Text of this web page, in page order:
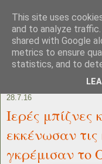
28.7.16
Ιερές μπίζνες
εκκένωσαν
γκρέμισαν το
This site uses
and to analyze
shared with Google
metrics to ensure
statistics, and to